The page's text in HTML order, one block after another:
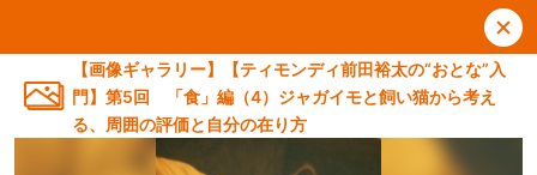
【画像ギャラリー】【ティモンディ前田裕太の“おとな”入
門】第5回 「食」編（4）ジャガイモと飼い猫から考え
る、周囲の評価と自分の在り方